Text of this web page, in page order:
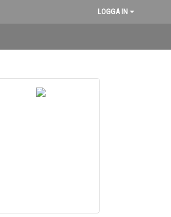
LOGGA IN